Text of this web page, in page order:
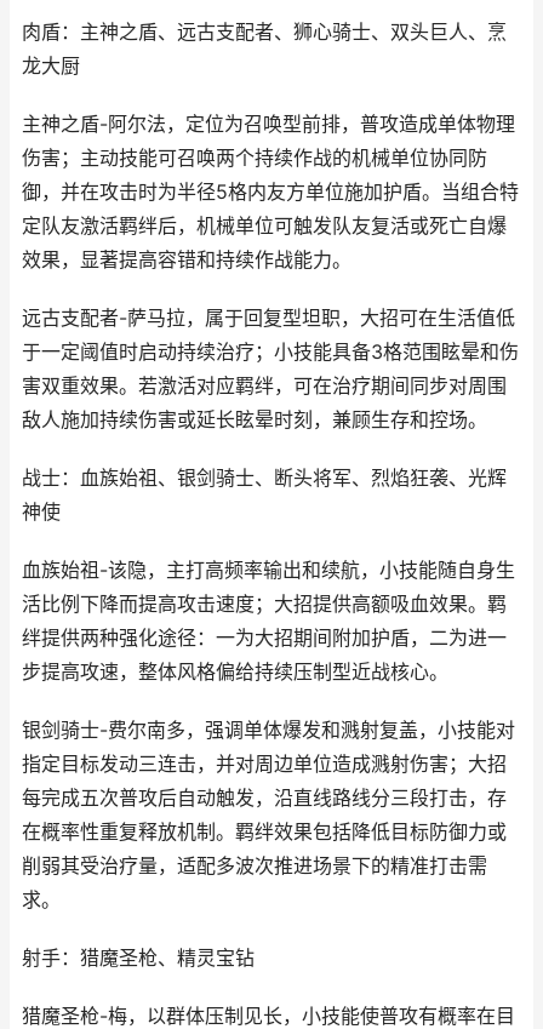
肉盾：主神之盾、远古支配者、狮心骑士、双头巨人、烹
龙大厨
主神之盾-阿尔法，定位为召唤型前排，普攻造成单体物理
伤害；主动技能可召唤两个持续作战的机械单位协同防
御，并在攻击时为半径5格内友方单位施加护盾。当组合特
定队友激活羁绊后，机械单位可触发队友复活或死亡自爆
效果，显著提高容错和持续作战能力。
远古支配者-萨马拉，属于回复型坦职，大招可在生活值低
于一定阈值时启动持续治疗；小技能具备3格范围眩晕和伤
害双重效果。若激活对应羁绊，可在治疗期间同步对周围
敌人施加持续伤害或延长眩晕时刻，兼顾生存和控场。
战士：血族始祖、银剑骑士、断头将军、烈焰狂袭、光辉
神使
血族始祖-该隐，主打高频率输出和续航，小技能随自身生
活比例下降而提高攻击速度；大招提供高额吸血效果。羁
绊提供两种强化途径：一为大招期间附加护盾，二为进一
步提高攻速，整体风格偏给持续压制型近战核心。
银剑骑士-费尔南多，强调单体爆发和溅射复盖，小技能对
指定目标发动三连击，并对周边单位造成溅射伤害；大招
每完成五次普攻后自动触发，沿直线路线分三段打击，存
在概率性重复释放机制。羁绊效果包括降低目标防御力或
削弱其受治疗量，适配多波次推进场景下的精准打击需
求。
射手：猎魔圣枪、精灵宝钻
猎魔圣枪-梅，以群体压制见长，小技能使普攻有概率在目